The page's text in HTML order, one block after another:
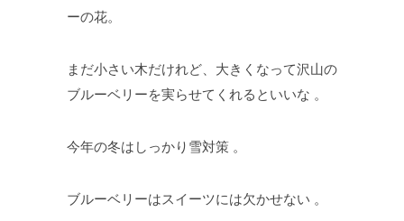
ーの花。
まだ小さい木だけれど、大きくなって沢山の
ブルーベリーを実らせてくれるといいな 。
今年の冬はしっかり雪対策 。
ブルーベリーはスイーツには欠かせない 。